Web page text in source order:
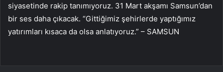
siyasetinde rakip tanımıyoruz. 31 Mart akşamı Samsun’dan
bir ses daha çıkacak. “Gittiğimiz şehirlerde yaptığımız
yatırımları kısaca da olsa anlatıyoruz.” – SAMSUN